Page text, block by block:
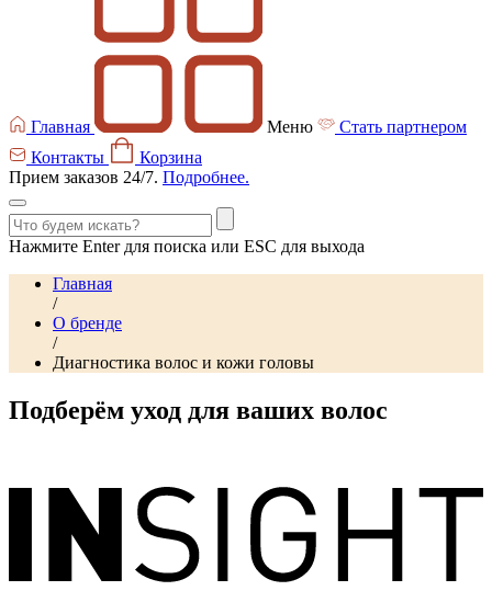
Главная Меню
Стать партнером
Контакты
Корзина
Прием заказов 24/7. Подробнее.
Нажмите Enter для поиска или ESC для выхода
Главная
/
О бренде
/
Диагностика волос и кожи головы
Подберём уход для ваших волос